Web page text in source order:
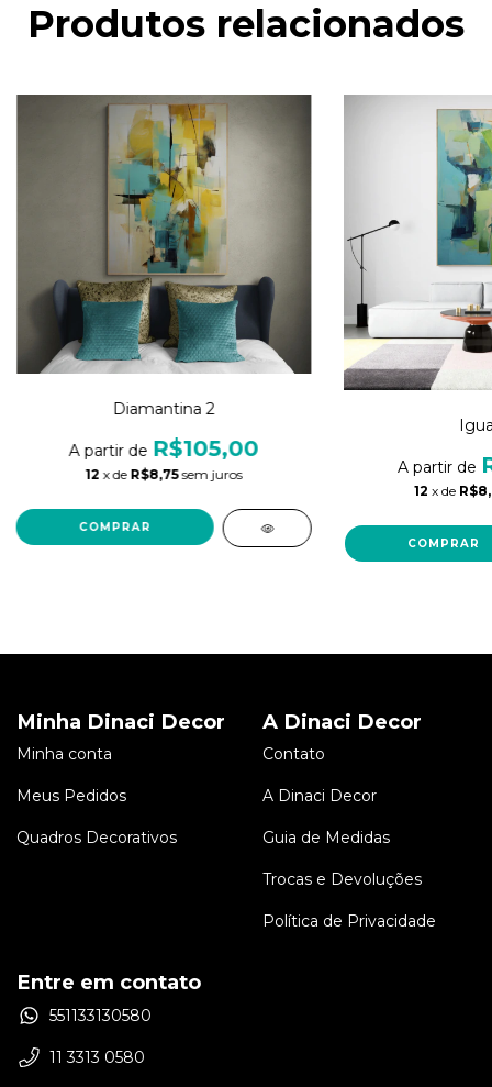
Produtos relacionados
Diamantina 2
R$105,00
12 x de R$8,75 sem juros
COMPRAR
12 x de
COMPRAR
Minha Dinaci Decor
Minha conta
Meus Pedidos
Quadros Decorativos
A Dinaci Decor
Contato
A Dinaci Decor
Guia de Medidas
Trocas e Devoluções
Política de Privacidade
Entre em contato
551133130580
11 3313 0580